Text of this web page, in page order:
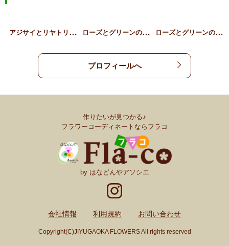
ア
ジサイとリヤトリス、草花… ロ
ーズとグリーンのギフトア… ロ
ーズとグリーンのスタンデ…
プロフィールへ
作りたいが見つかる♪
フラワーコーディネートならフラコ
by はなどんやアソシエ
会社情報 利用規約 お問い合わせ
Copyright(C)JIYUGAOKA FLOWERS All rights reserved